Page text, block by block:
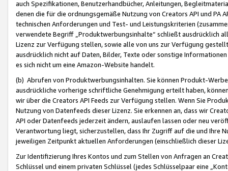
auch Spezifikationen, Benutzerhandbücher, Anleitungen,
denen die für die ordnungsgemäße Nutzung von Creators API und PA
technischen Anforderungen und Test- und Leistungskriterien
verwendete Begriff „Produktwerbungsinhalte“ schließt ausdrücklich
Lizenz zur Verfügung stellen, sowie alle von uns zur Verfügung
ausdrücklich nicht auf Daten, Bilder, Texte oder sonstige
es sich nicht um eine Amazon-Website handelt.
(b) Abrufen von Produktwerbungsinhalten. Sie können Produkt-
ausdrückliche vorherige schriftliche Genehmigung erteilt haben,
wir über die Creators API Feeds zur Verfügung stellen. Wenn Sie
Nutzung von Datenfeeds dieser Lizenz. Sie erkennen an, dass wir
API oder Datenfeeds jederzeit ändern, auslaufen lassen oder neu
Verantwortung liegt, sicherzustellen, dass Ihr Zugriff auf die und Ihre
jeweiligen Zeitpunkt aktuellen Anforderungen (einschließlich dieser
Zur Identifizierung Ihres Kontos und zum Stellen von Anfragen an
Schlüssel und einem privaten Schlüssel (jedes Schlüsselpaar eine